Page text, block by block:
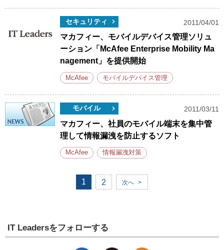
セキュリティ 2011/04/01
マカフィー、モバイルデバイス管理ソリュ
ーション「McAfee Enterprise Mobility Ma
nagement」を提供開始
McAfee モバイルデバイス管理
モバイル 2011/03/11
マカフィー、社員のモバイル端末を集中管
理して情報漏洩を防止するソフト
McAfee 情報漏洩対策
1 2 次へ >
IT Leadersをフォローする